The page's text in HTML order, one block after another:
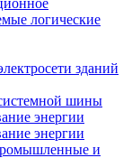
логические
зданий
шины
энергии
энергии
и